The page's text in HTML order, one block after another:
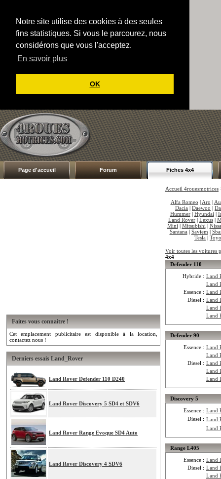
Notre site utilise des cookies à des seules
fins statistiques. Si vous le parcourez, nous
considérons que vous l'acceptez.
En savoir plus
OK
Page d'accueil Forum Fiches 4x4
Faites vous connaitre !
Cet emplacement publicitaire est disponible à la location,
contactez nous !
Derniers essais Land_Rover
Land Rover Defender 110 D240
Land Rover Discovery 5 SD4 et SDV6
Land Rover Range Evoque SD4 Auto
Land Rover Discovery 4 SDV6
Accueil 4rouesmotrices
Alfa Romeo | Aro |
Dacia | Daewoo |
Hummer| Hyundai |
Land Rover| Lexus|
Mini | Mitsubishi |
Santana | Saviem |
Tesla |
Voir toutes les voitures
4x4
Defender 110
Hybride : Land
Land
Essence : Land
Diesel : Land
Land
Land
Defender 90
Essence : Land
Land
Diesel : Land
Land
Land
Discovery 5
Essence : Land
Diesel : Land
Land
Range L405
Essence : Land
Diesel : Land
Land